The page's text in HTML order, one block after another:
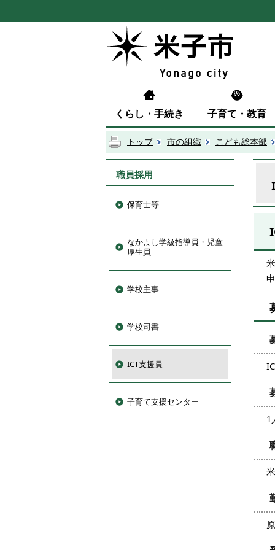
くらし・手続き 子育て・教育
トップ 市の組織 こども総本部
職員採用
保育士等
なかよし学級指導員・児童
厚生員
学校主事
学校司書
ICT支援員
子育て支援センター
1